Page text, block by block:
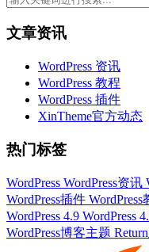
文章资讯
WordPress 资讯
WordPress 教程
WordPress 插件
XinTheme官方动态
热门标签
WordPress WordPress资讯
WordPress插件 WordPress
WordPress 4.9 WordPress
WordPress博客主题